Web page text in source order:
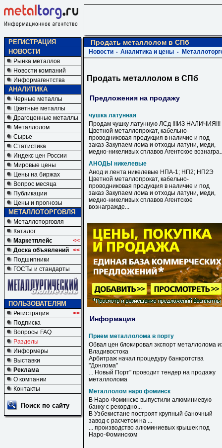
РЕГИСТРАЦИЯ
НОВОСТИ
Рынка металлов
Новости компаний
Информагентства
АНАЛИТИКА
Черные металлы
Цветные металлы
Драгоценные металлы
Металлолом
Сырье
Статистика
Индекс цен России
Мировые цены
Цены на биржах
Вопрос месяца
Публикации
Цены и прогнозы
МЕТАЛЛОТОРГОВЛЯ
Металлоторговля
Каталог
Маркетплейс
<<
Доска объявлений <<
Подшипники
ГОСТы и стандарты
ПОЛЬЗОВАТЕЛЯМ
Регистрация
<<
Подписка
Вопросы FAQ
Разделы
Информеры
Выставки
Реклама
О компании
Контакты
Поиск по сайту
Продать металлолом в СПб
Новости Аналитика и цены
Продать металлолом в СПб
Предложения на продажу
чушка латунная
Продам чушку латунную ЛСд !!!ИЗ НАЛИЧИЯ!!!
Цветной металлопрокат, кабельно-
проводниковая продукция в наличие и под
заказ Закупаем лома и отходы латуни, меди,
медно-никеливых сплавов Агентское
АНОДЫ никелевые
Анод и лента никелевые НПА-1; НП2; НП2Э
Цветной металлопрокат, кабельно-
проводниковая продукция в наличие и под
заказ Закупаем лома и отходы латуни, меди,
медно-никеливых сплавов Агентское
вознагражде...
Информация
Прием металлолома в порту
Обвал цен блокировал зкспорт металлолома
Владивостока
Арбитраж начал процедуру банкротства
"Донлома"
... Новый Порт" проводит тендер на продажу
металлолома
Металлолом наро фоминск
В Наро-Фоминске выпустили алюминиевую
банку с рекордно...
В Узбекистане построят крупный баночный
завод с расчетом на ...
... производство алюминиевых крышек под
Наро-Фоминском